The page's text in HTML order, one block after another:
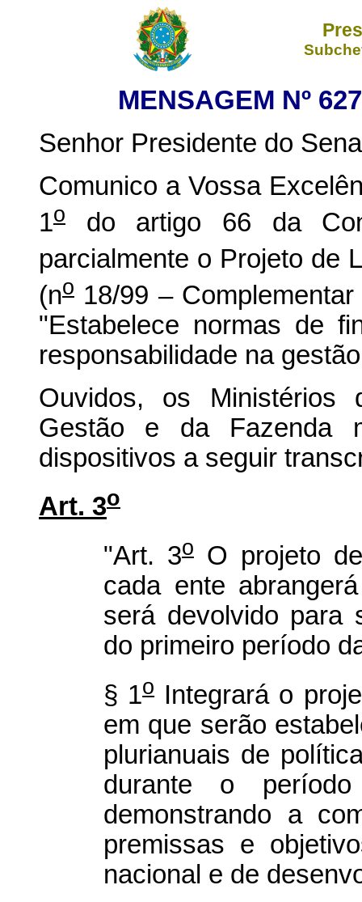
MENSAGEM Nº
Senhor Presidente do
Comunico a Vossa
1o
do artigo 66 da
parcialmente o Projeto de
(no 18/99 –
"Estabelece normas de
responsabilidade na
Ouvidos, os Ministérios
Gestão e da Fazenda
dispositivos a seguir
Art. 3o
"Art. 3o O projeto
cada ente
será devolvido para
do primeiro período
§ 1oIntegrará o
em que serão
plurianuais de
durante o
demonstrando a
premissas e
nacional e de